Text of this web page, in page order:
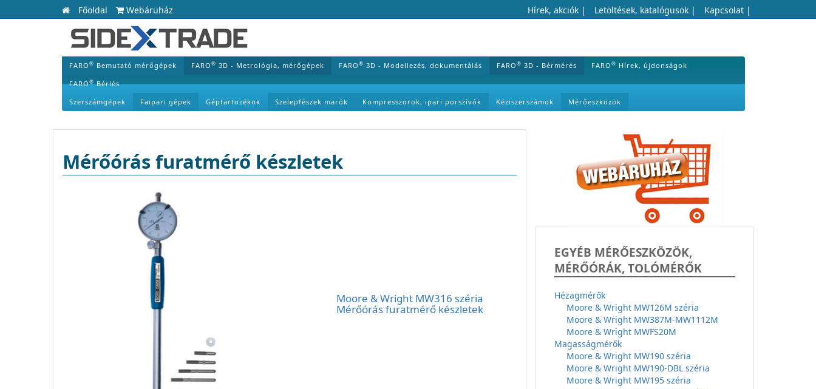
Főoldal Webáruház Hírek, akciók | Letöltések, katalógusok | Kapcsolat |
FARO® Bemutató mérőgépek FARO® 3D - Metrológia, mérőgépek FARO® 3D - Modellezés, dokumentálás FARO® 3D - Bérmérés FARO® Hírek, újdonságok
FARO®Bérlés
Szerszámgépek
Faipari gépek Géptartozékok Szelepfészek marók Kompresszorok, ipari porszívók Kéziszerszámok Mérőeszközök
Mérőórás furatmérő készletek
Moore & Wright MW316 széria
Mérőórás furatmérő készletek
EGYÉB MÉRŐESZKÖZÖK,
MÉRŐÓRÁK, TOLÓMÉRŐK
Hézagmérők
Moore & Wright MW126M széria
Moore & Wright MW387M-MW1112M
Moore & Wright MWFS20M
Magasságmérők
Moore & Wright MW190 széria
Moore & Wright MW190-DBL széria
Moore & Wright MW195 széria